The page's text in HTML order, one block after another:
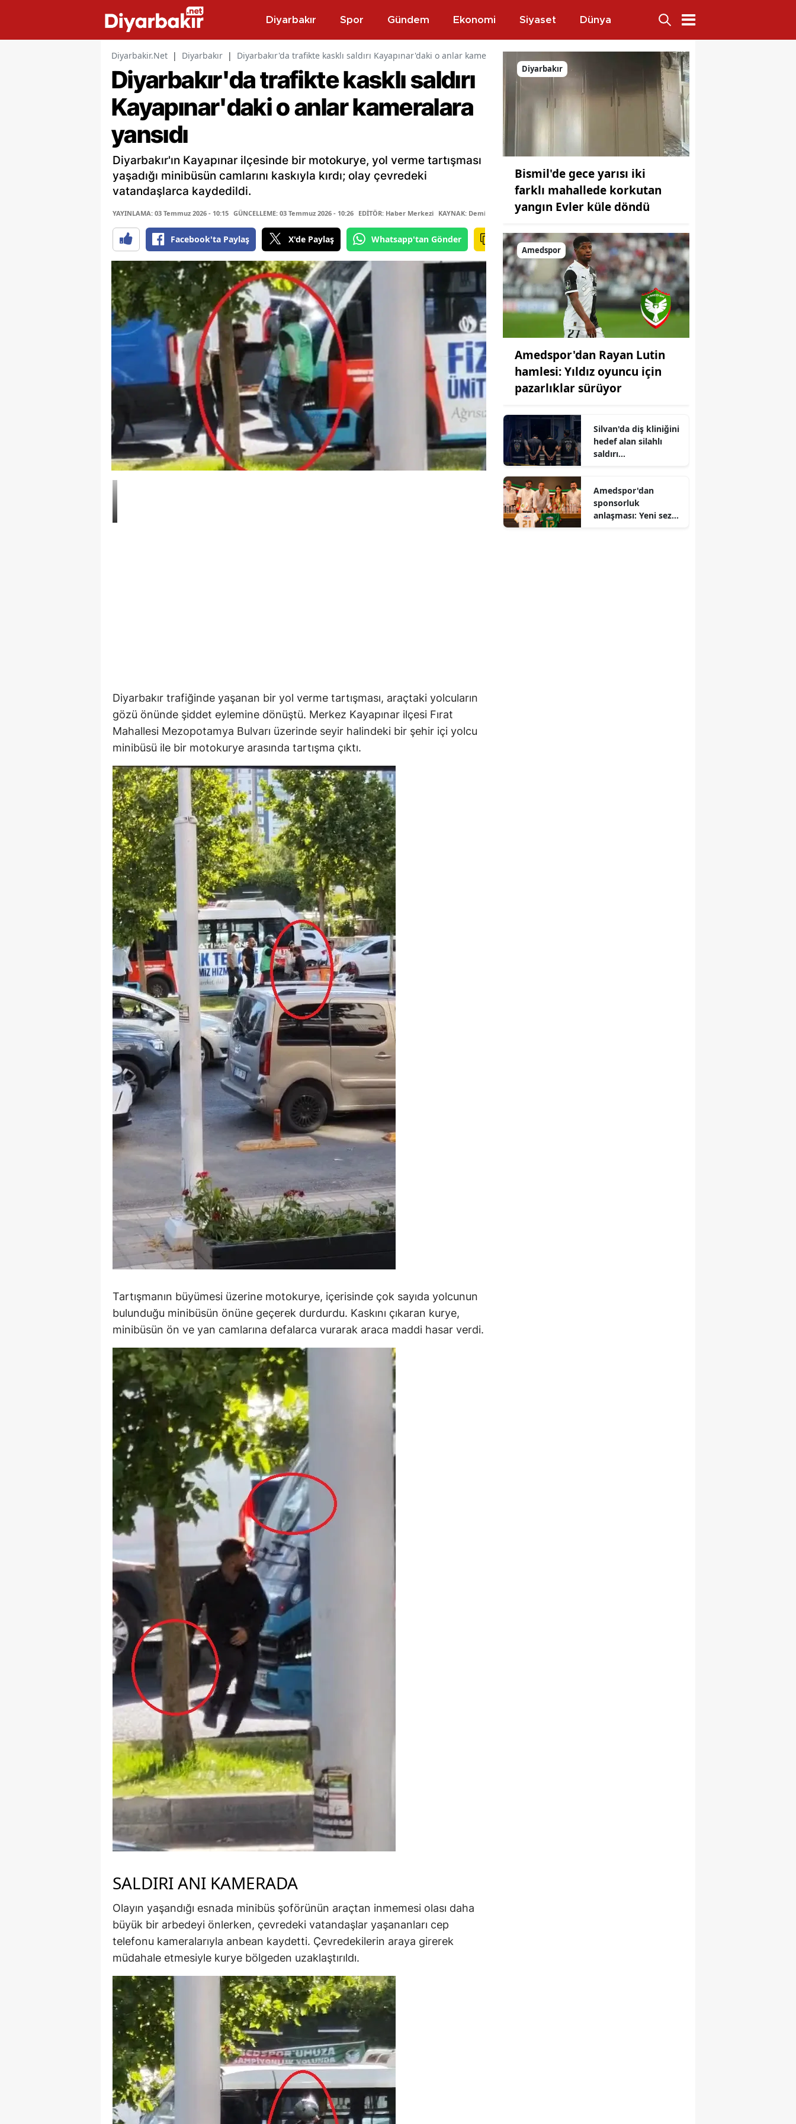
Diyarbakır Spor Gündem Ekonomi Siyaset Dünya
Diyarbakir.Net | Diyarbakır | Diyarbakır'da trafikte kasklı saldırı Kayapınar'daki o anlar kameralara yansıdı
Diyarbakır'da trafikte kasklı saldırı
Kayapınar'daki o anlar kameralara
yansıdı
Diyarbakır'ın Kayapınar ilçesinde bir motokurye, yol verme tartışması
yaşadığı minibüsün camlarını kaskıyla kırdı; olay çevredeki
vatandaşlarca kaydedildi.
YAYINLAMA: 03 Temmuz 2026 - 10:15 GÜNCELLEME: 03 Temmuz 2026 - 10:26 EDİTÖR: Haber Merkezi KAYNAK: Demirören Haber Ajansı
Facebook'ta Paylaş X'de Paylaş Whatsapp'tan Gönder
Diyarbakır trafiğinde yaşanan bir yol verme tartışması, araçtaki yolcuların
gözü önünde şiddet eylemine dönüştü. Merkez Kayapınar ilçesi Fırat
Mahallesi Mezopotamya Bulvarı üzerinde seyir halindeki bir şehir içi yolcu
minibüsü ile bir motokurye arasında tartışma çıktı.
Tartışmanın büyümesi üzerine motokurye, içerisinde çok sayıda yolcunun
bulunduğu minibüsün önüne geçerek durdurdu. Kaskını çıkaran kurye,
minibüsün ön ve yan camlarına defalarca vurarak araca maddi hasar verdi.
SALDIRI ANI KAMERADA
Olayın yaşandığı esnada minibüs şoförünün araçtan inmemesi olası daha
büyük bir arbedeyi önlerken, çevredeki vatandaşlar yaşananları cep
telefonu kameralarıyla anbean kaydetti. Çevredekilerin araya girerek
müdahale etmesiyle kurye bölgeden uzaklaştırıldı.
Diyarbakır
Bismil'de gece yarısı iki
farklı mahallede korkutan
yangın Evler küle döndü
Amedspor
Amedspor'dan Rayan Lutin
hamlesi: Yıldız oyuncu için
pazarlıklar sürüyor
Silvan'da diş kliniğini
hedef alan silahlı
saldırı
Amedspor'dan
sponsorluk
anlaşması: Yeni sezon